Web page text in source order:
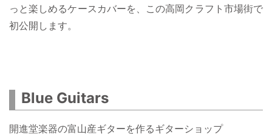
っと楽しめるケースカバーを、この高岡クラフト市場街で
初公開します。
Blue Guitars
開進堂楽器の富山産ギターを作るギターショップ